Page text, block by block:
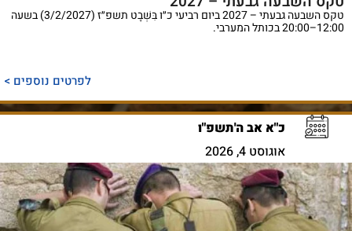
טקס השבעה גבעתי – 2027 ביום רביעי כ״ו בִּשְׁבָט תשפ״ז (3/2/2027) בשעה
12:00–20:00 בכותל המערבי.
לפרטים נוספים >
כ"א אב ה'תשפ"ו
אוגוסט 4, 2026